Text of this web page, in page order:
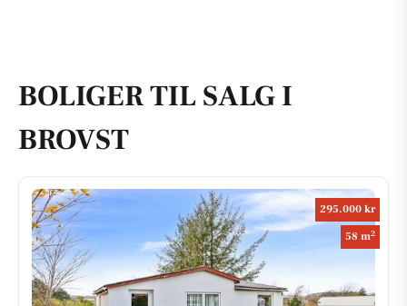
BOLIGER TIL SALG I
BROVST
295.000 kr
58 m2